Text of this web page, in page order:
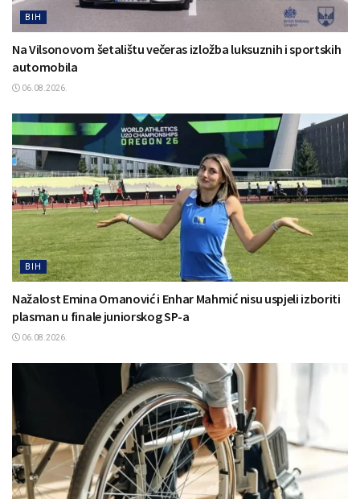
BIH
Na Vilsonovom šetalištu večeras izložba luksuznih i sportskih
automobila
06.08.2026.
BIH
Nažalost Emina Omanović i Enhar Mahmić nisu uspjeli izboriti
plasman u finale juniorskog SP-a
06.08.2026.